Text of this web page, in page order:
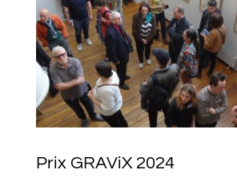
Prix GRAViX 2024